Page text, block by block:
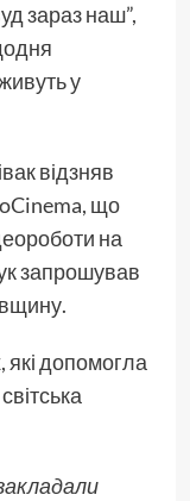
зараз наш”,
у
відзняв
що
на
запрошував
які допомогла